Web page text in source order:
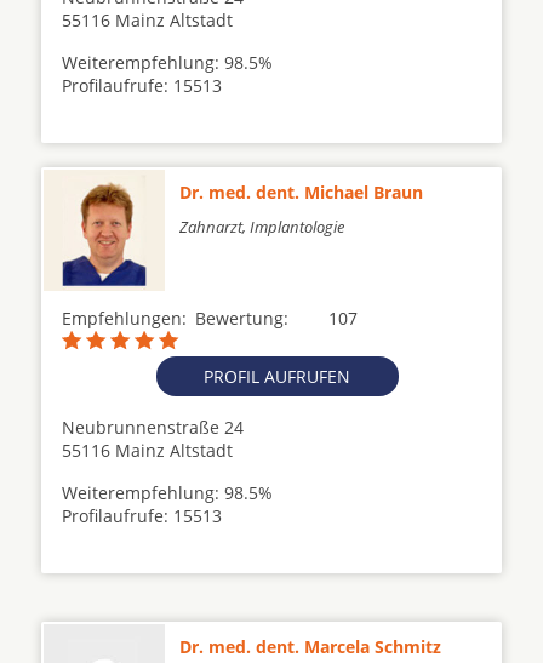
55116 Mainz Altstadt
Weiterempfehlung: 98.5%
Profilaufrufe: 15513
Dr. med. dent. Michael Braun
Zahnarzt, Implantologie
Empfehlungen: 107
Bewertung:
PROFIL AUFRUFEN
Neubrunnenstraße 24
55116 Mainz Altstadt
Weiterempfehlung: 98.5%
Profilaufrufe: 15513
Dr. med. dent. Marcela Schmitz